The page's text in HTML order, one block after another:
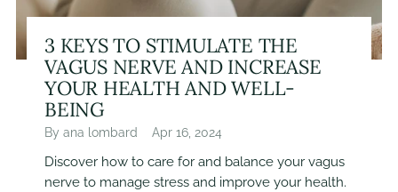
3 KEYS TO STIMULATE THE
VAGUS NERVE AND INCREASE
YOUR HEALTH AND WELL-
BEING
By ana lombard Apr 16, 2024
Discover how to care for and balance your vagus
nerve to manage stress and improve your health.